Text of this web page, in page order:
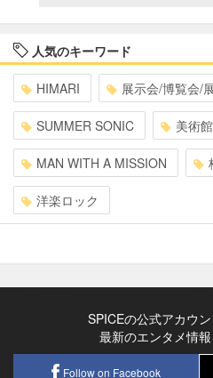
人気のキーワード
HIMARI 展示会/博覧会/
SUMMER SONIC 美術
MAN WITH A MISSION
洋楽ロック
SPICEの公式アカウ
最新のエンタメ情
Follow on Facebook